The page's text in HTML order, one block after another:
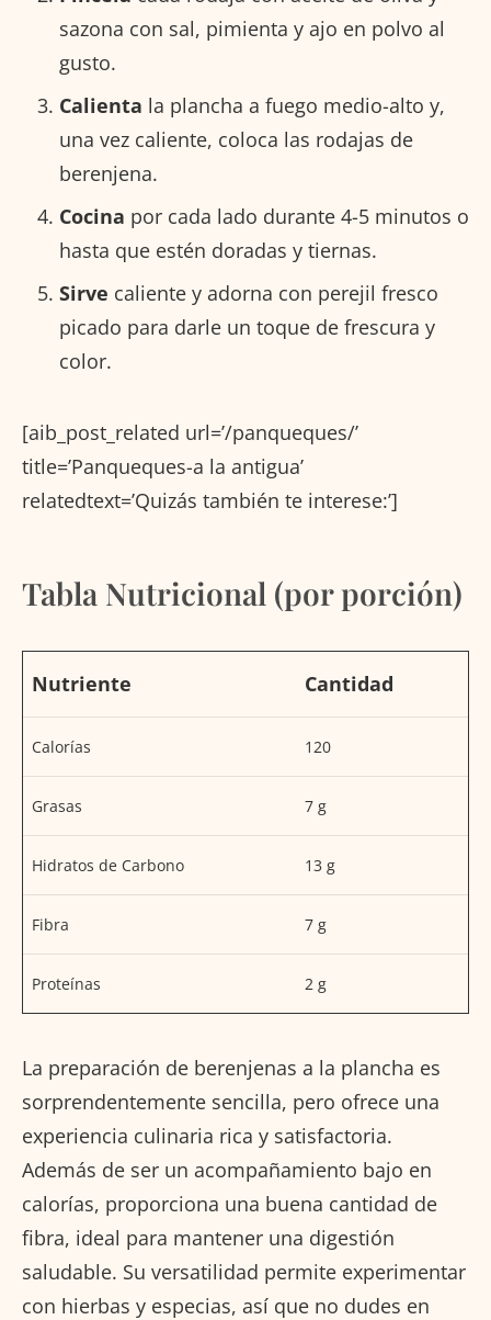
sazona con sal, pimienta y ajo en polvo al
gusto.
Calienta la plancha a fuego medio-alto y,
una vez caliente, coloca las rodajas de
berenjena.
Cocina por cada lado durante 4-5 minutos o
hasta que estén doradas y tiernas.
Sirve caliente y adorna con perejil fresco
picado para darle un toque de frescura y
color.
[aib_post_related url=’/panqueques/’
title=’Panqueques-a la antigua’
relatedtext=’Quizás también te interese:’]
Tabla Nutricional (por porción)
Nutriente Cantidad
Calorías 120
Grasas 7 g
Hidratos de Carbono 13 g
Fibra 7 g
Proteínas 2 g
La preparación de berenjenas a la plancha es
sorprendentemente sencilla, pero ofrece una
experiencia culinaria rica y satisfactoria.
Además de ser un acompañamiento bajo en
calorías, proporciona una buena cantidad de
fibra, ideal para mantener una digestión
saludable. Su versatilidad permite experimentar
con hierbas y especias, así que no dudes en